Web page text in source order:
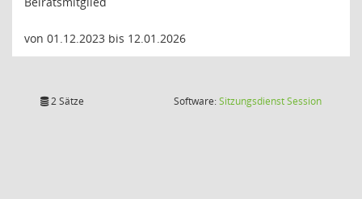
von 01.12.2023 bis 12.01.2026
2 Sätze Software:SitzungsdienstSession(Wird in